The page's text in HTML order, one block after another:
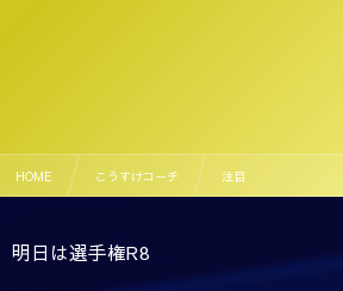
HOME こうすけコーチ 注目
明日は選手権R8